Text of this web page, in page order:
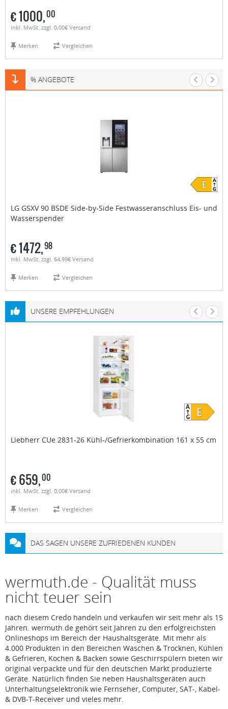
€1000,00
inkl. MwSt. zzgl. 0,00€ Versand
Merken Vergleichen
% ANGEBOTE
LG GSXV 90 BSDE Side-by-Side Festwasseranschluss Eis- und
Wasserspender
€1472,98
inkl. MwSt. zzgl. 64,99€ Versand
Merken Vergleichen
UNSERE EMPFEHLUNGEN
Liebherr CUe 2831-26 Kühl-/Gefrierkombination 161 x 55 cm
€659,00
inkl. MwSt. zzgl. 0,00€ Versand
Merken Vergleichen
DAS SAGEN UNSERE ZUFRIEDENEN KUNDEN
wermuth.de - Qualität muss
nicht teuer sein
nach diesem Credo handeln und verkaufen wir seit mehr als 15
Jahren. wermuth.de gehört seit Jahren zu den erfolgreichsten
Onlineshops im Bereich der Haushaltsgeräte. Mit mehr als
4.000 Produkten in den Bereichen Waschen & Trocknen, Kühlen
& Gefrieren, Kochen & Backen sowie Geschirrspülern bieten wir
original verpackte und für den deutschen Markt produzierte
Geräte. Natürlich finden Sie neben Haushaltsgeräten auch
Unterhaltungselektronik wie Fernseher, Computer, SAT-, Kabel-
& DVB-T-Receiver und vieles mehr.